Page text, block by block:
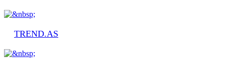
TREND.AS